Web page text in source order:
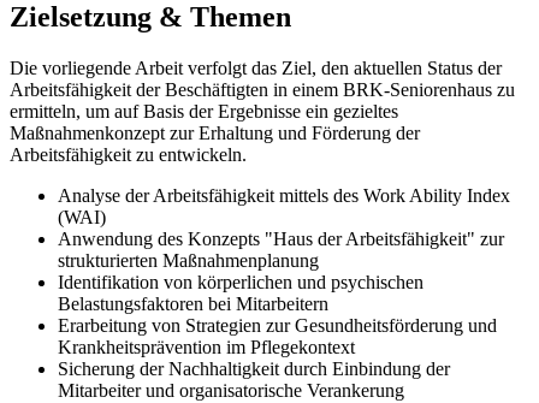
Zielsetzung & Themen
Die vorliegende Arbeit verfolgt das Ziel, den aktuellen Status der
Arbeitsfähigkeit der Beschäftigten in einem BRK-Seniorenhaus zu
ermitteln, um auf Basis der Ergebnisse ein gezieltes
Maßnahmenkonzept zur Erhaltung und Förderung der
Arbeitsfähigkeit zu entwickeln.
Analyse der Arbeitsfähigkeit mittels des Work Ability Index
(WAI)
Anwendung des Konzepts "Haus der Arbeitsfähigkeit" zur
strukturierten Maßnahmenplanung
Identifikation von körperlichen und psychischen
Belastungsfaktoren bei Mitarbeitern
Erarbeitung von Strategien zur Gesundheitsförderung und
Krankheitsprävention im Pflegekontext
Sicherung der Nachhaltigkeit durch Einbindung der
Mitarbeiter und organisatorische Verankerung